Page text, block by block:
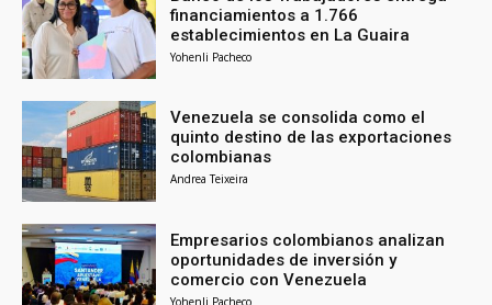
financiamientos a 1.766
establecimientos en La Guaira
Yohenli Pacheco
Venezuela se consolida como el
quinto destino de las exportaciones
colombianas
Andrea Teixeira
Empresarios colombianos analizan
oportunidades de inversión y
comercio con Venezuela
Yohenli Pacheco